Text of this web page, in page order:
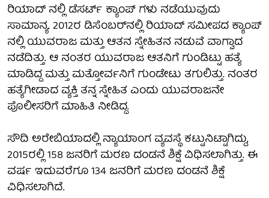
ರಿಯಾದ್ ನಲ್ಲಿ ಡೆಸರ್ಟ್ ಕ್ಯಾಂಪ್ ಗಳು ನಡೆಯುವುದು
ಸಾಮಾನ್ಯ. 2012ರ ಡಿಸೆಂಬರ್​ನಲ್ಲಿ ರಿಯಾದ್ ಸಮೀಪದ ಕ್ಯಾಂಪ್​
ನಲ್ಲಿ ಯುವರಾಜ ಮತ್ತು ಆತನ ಸ್ನೇಹಿತನ ನಡುವೆ ವಾಗ್ವಾದ
ನಡೆದಿತ್ತು. ಆ ನಂತರ ಯುವರಾಜ ಆತನಿಗೆ ಗುಂಡಿಟ್ಟು ಹತ್ಯೆ
ಮಾಡಿದ್ದ ಮತ್ತು ಮತ್ತೋರ್ವನಿಗೆ ಗುಂಡೇಟು ತಗುಲಿತ್ತು. ನಂತರ
ಹತ್ಯೆಗೀಡಾದ ವ್ಯಕ್ತಿ ತನ್ನ ಸ್ನೇಹಿತ ಎಂದು ಯುವರಾಜನೇ
ಪೊಲೀಸರಿಗೆ ಮಾಹಿತಿ ನೀಡಿದ್ದ.
ಸೌದಿ ಅರೇಬಿಯಾದಲ್ಲಿ ನ್ಯಾಯಾಂಗ ವ್ಯವಸ್ಥೆ ಕಟ್ಟುನಿಟ್ಟಾಗಿದ್ದು,
2015ರಲ್ಲಿ 158 ಜನರಿಗೆ ಮರಣ ದಂಡನೆ ಶಿಕ್ಷೆ ವಿಧಿಸಲಾಗಿತ್ತು. ಈ
ವರ್ಷ ಇದುವರೆಗೂ 134 ಜನರಿಗೆ ಮರಣ ದಂಡನೆ ಶಿಕ್ಷೆ
ವಿಧಿಸಲಾಗಿದೆ.